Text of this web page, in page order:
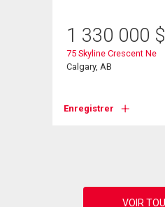
1 330 000 $
75 Skyline Crescent Ne
Calgary, AB
Enregistrer